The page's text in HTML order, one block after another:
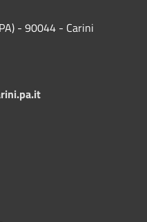
- 90044 - Carini